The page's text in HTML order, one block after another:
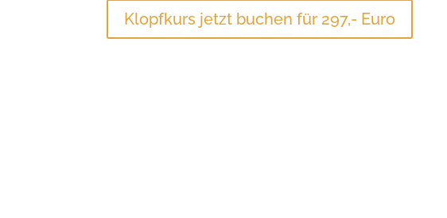
Klopfkurs jetzt buchen für 297,- Euro